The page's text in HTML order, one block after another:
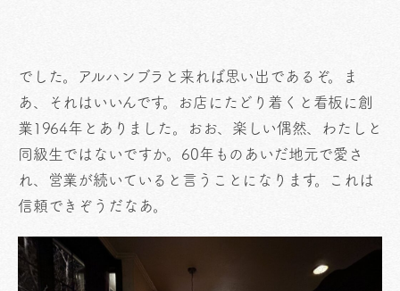
でした。アルハンブラと来れば思い出であるぞ。ま
あ、それはいいんです。お店にたどり着くと看板に創
業1964年とありました。おお、楽しい偶然、わたしと
同級生ではないですか。60年ものあいだ地元で愛さ
れ、営業が続いていると言うことになります。これは
信頼できぞうだなあ。